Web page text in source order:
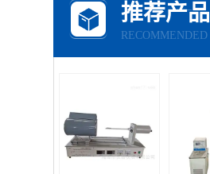
推荐产品